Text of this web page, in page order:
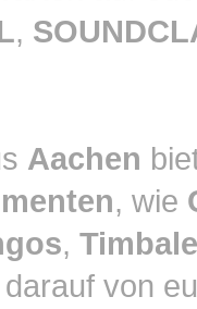
,
Aachen
, wie
,
von